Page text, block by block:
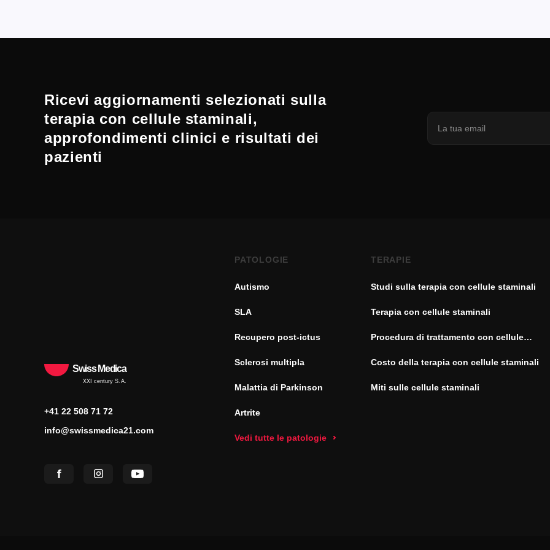
Ricevi aggiornamenti selezionati sulla
terapia con cellule staminali,
approfondimenti clinici e risultati dei
pazienti
Swiss Medica
XXI century S.A.
+41 22 508 71 72
info@swissmedica21.com
PATOLOGIE
Autismo
SLA
Recupero post-ictus
Sclerosi multipla
Malattia di Parkinson
Artrite
Vedi tutte le patologie
TERAPIE
Studi sulla terapia con cellule staminali
Terapia con cellule staminali
Procedura di trattamento con cellule
Costo della terapia con cellule staminali
Miti sulle cellule staminali